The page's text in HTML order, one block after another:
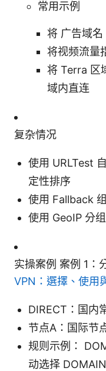
常用示例
将 广告域
将视频流量
将 Terra 区
域内直连
复杂情况
使用 URLTest
定性排序
使用 Fallback
使用 GeoIP 分
实操案例 案例 1：
VPN：選擇、使用
DIRECT：国内
节点A：国际节
规则示例：
动选择